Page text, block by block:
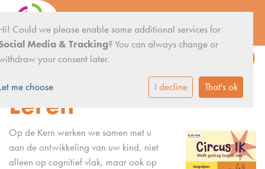
Sociaal
Emotioneel
Leren
Op de Kern werken we samen met u
aan de ontwikkeling van uw kind, niet
alleen op cognitief vlak, maar ook op
Could we please enable some additional services for
Media & Tracking? You can always change or
your consent later.
me choose I decline That's ok